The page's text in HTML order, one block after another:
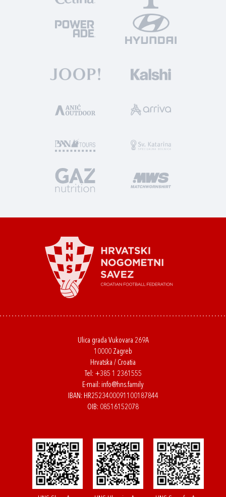
Ulica grada Vukovara 269A
10000 Zagreb
Hrvatska / Croatia
Tel: +385 1 2361555
E-mail: info@hns.family
IBAN: HR2523400091100187844
OIB: 08516152078